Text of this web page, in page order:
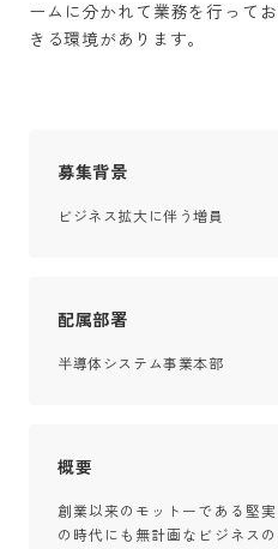
ームに分かれて業務を行って
きる環境があります。
募集背景
ビジネス拡大に伴う増員
配属部署
半導体システム事業本部
概要
創業以来のモットーである堅
の時代にも無計画なビジネス